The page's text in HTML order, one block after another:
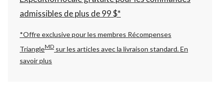
admissibles de plus de 99 $*
*Offre exclusive pour les membres Récompenses
TriangleMD sur les articles avec la livraison standard.En
savoir plus